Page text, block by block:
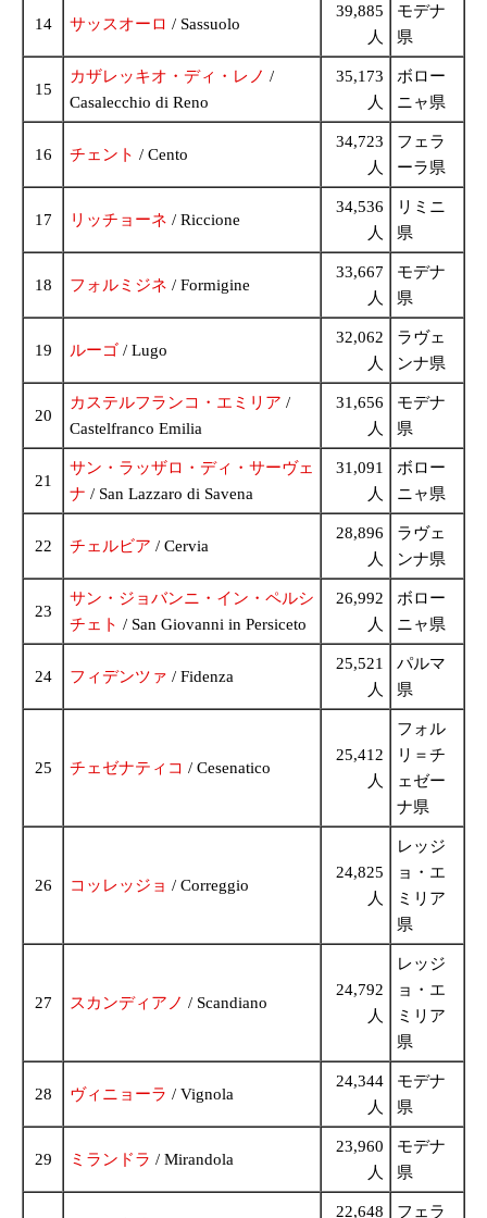
14 サッスオーロ / Sassuolo
39,885
人
モデナ
県
15
カザレッキオ・ディ・レノ /
Casalecchio di Reno
35,173
人
ボロー
ニャ県
16 チェント / Cento
34,723
人
フェラ
ーラ県
17 リッチョーネ / Riccione
34,536
人
リミニ
県
18 フォルミジネ / Formigine
33,667
人
モデナ
県
19 ルーゴ / Lugo
32,062
人
ラヴェ
ンナ県
20
カステルフランコ・エミリア /
Castelfranco Emilia
31,656
人
モデナ
県
21
サン・ラッザロ・ディ・サーヴェ
ナ / San Lazzaro di Savena
31,091
人
ボロー
ニャ県
22 チェルビア / Cervia
28,896
人
ラヴェ
ンナ県
23
サン・ジョバンニ・イン・ペルシ
チェト / San Giovanni in Persiceto
26,992
人
ボロー
ニャ県
24 フィデンツァ / Fidenza
25,521
人
パルマ
県
25 チェゼナティコ / Cesenatico
25,412
人
フォル
リ＝チ
ェゼー
ナ県
26 コッレッジョ / Correggio
24,825
人
レッジ
ョ・エ
ミリア
県
27 スカンディアノ / Scandiano
24,792
人
レッジ
ョ・エ
ミリア
県
28 ヴィニョーラ / Vignola
24,344
人
モデナ
県
29 ミランドラ / Mirandola
23,960
人
モデナ
県
22,648
フェラ